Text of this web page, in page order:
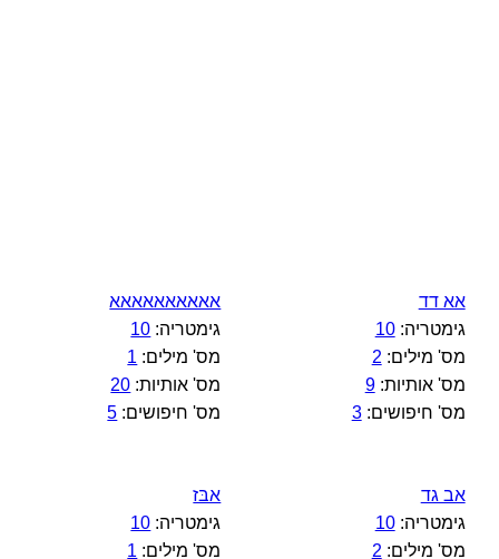
אא דד
גימטריה:10
מס' מילים: 2
מס' אותיות:9
מס' חיפושים:3
אאאאאאאאאא
גימטריה: 10
מס' מילים: 1
מס' אותיות: 20
מס' חיפושים: 5
אב גד
גימטריה:10
מס' מילים: 2
אבּז
גימטריה: 10
מס' מילים: 1